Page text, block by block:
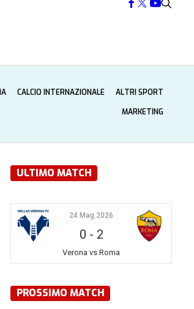
CALCIO INTERNAZIONALE
ALTRI SPORT
MARKETING
ULTIMO MATCH
24 Mag 2026
0 - 2
Verona vs Roma
PROSSIMO MATCH